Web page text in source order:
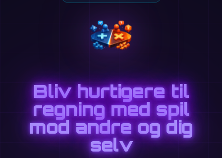
Bliv hurtigere til
regning med spil
mod andre og dig
selv